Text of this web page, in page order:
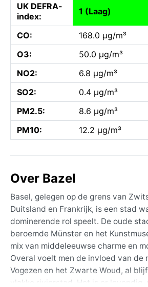
UK DEFRA-
index:
1 (Laag)
CO:
168.0 µg/m³
O3:
50.0 µg/m³
NO2:
6.8 µg/m³
SO2:
0.4 µg/m³
PM2.5:
8.6 µg/m³
PM10:
12.2 µg/m³
Over Bazel
Basel, gelegen op de grens van
Duitsland en Frankrijk, is een stad
dominerende rol speelt. De oude
beroemde Münster en het
mix van middeleeuwse charme en
Overal voelt men de invloed van de
Vogezen en het Zwarte Woud, al
vlakke rivierstad. Het is er levendig,